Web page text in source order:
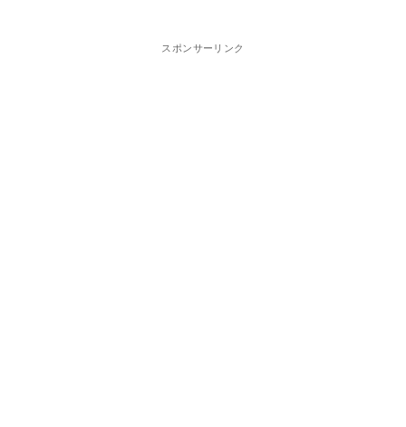
スポンサーリンク